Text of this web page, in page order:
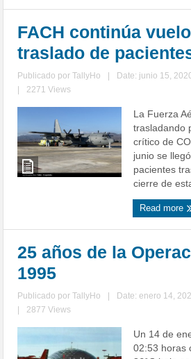
FACH continúa
traslado de
Publicado porTallyHo Date: junio 15,
2271 Views
La Fuerza
trasladando
crítico de
junio se
pacientes
cierre de
Read more
25 años de la
1995
Publicado porTallyHo Date: enero 14,
2877 Views
Un 14 de
02:53 horas